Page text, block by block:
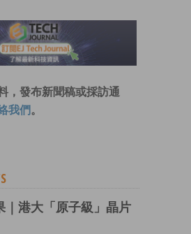
，發布新聞稿或採訪通
我們 。
｜港大「原子級」晶片